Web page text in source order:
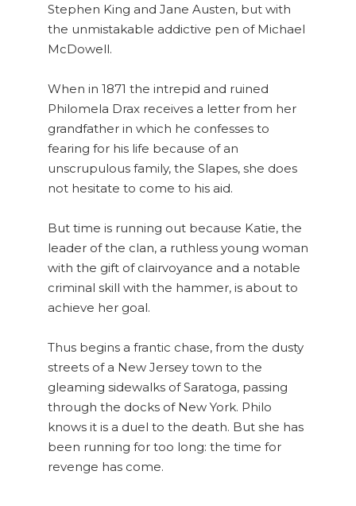
Stephen King and Jane Austen, but with
the unmistakable addictive pen of Michael
McDowell.
When in 1871 the intrepid and ruined
Philomela Drax receives a letter from her
grandfather in which he confesses to
fearing for his life because of an
unscrupulous family, the Slapes, she does
not hesitate to come to his aid.
But time is running out because Katie, the
leader of the clan, a ruthless young woman
with the gift of clairvoyance and a notable
criminal skill with the hammer, is about to
achieve her goal.
Thus begins a frantic chase, from the dusty
streets of a New Jersey town to the
gleaming sidewalks of Saratoga, passing
through the docks of New York. Philo
knows it is a duel to the death. But she has
been running for too long: the time for
revenge has come.